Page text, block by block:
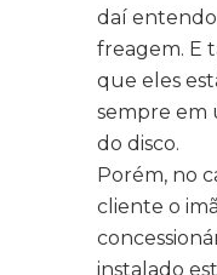
daí
freagem. E
que eles
sempre em
do disco.
Porém, no
cliente o
instalado